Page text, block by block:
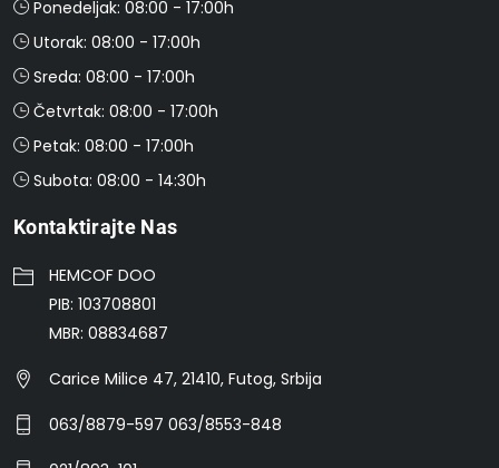
Ponedeljak: 08:00 - 17:00h
Utorak: 08:00 - 17:00h
Sreda: 08:00 - 17:00h
Četvrtak: 08:00 - 17:00h
Petak: 08:00 - 17:00h
Subota: 08:00 - 14:30h
Kontaktirajte Nas
HEMCOF DOO
PIB: 103708801
MBR: 08834687
Carice Milice 47, 21410, Futog, Srbija
063/8879-597 063/8553-848